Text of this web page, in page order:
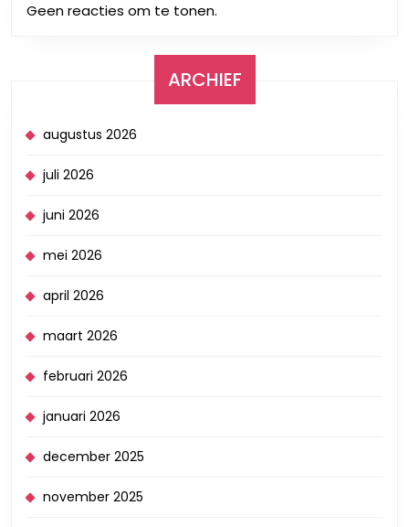
Geen reacties om te tonen.
ARCHIEF
augustus 2026
juli 2026
juni 2026
mei 2026
april 2026
maart 2026
februari 2026
januari 2026
december 2025
november 2025